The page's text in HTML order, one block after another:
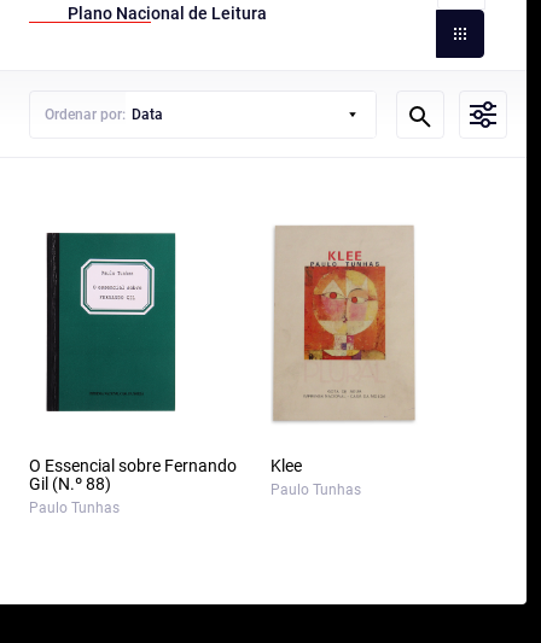
Plano Nacional de Leitura
Ordenar por: Data
O Essencial sobre Fernando
Gil (N.º 88)
Paulo Tunhas
Klee
Paulo Tunhas